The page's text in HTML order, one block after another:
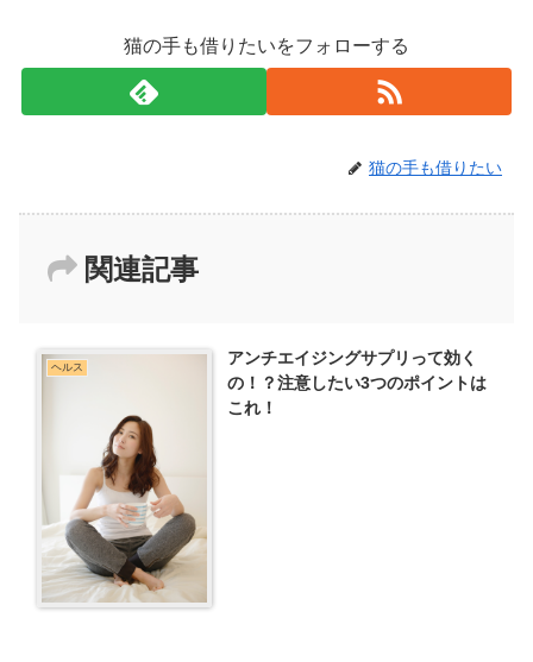
猫の手も借りたいをフォローする
猫の手も借りたい
関連記事
ヘルス
アンチエイジングサプリって効く
の！？注意したい3つのポイントは
これ！